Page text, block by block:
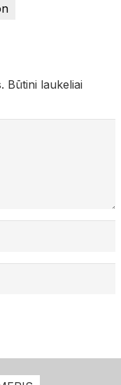
Būtini laukeliai